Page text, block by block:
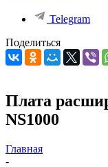
Telegram
Поделиться
Плата
NS1000
Главная
-